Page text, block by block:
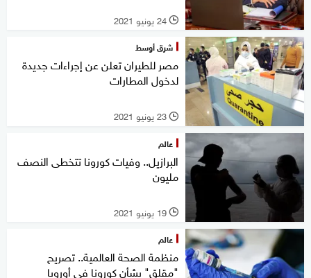
l 24 يونيو 2021
شرق أوسط
مصر للطيران تعلن عن إجراءات جديدة
لدخول المطارات
l 23 يونيو 2021
عالم
البرازيل.. وفيات كورونا تتخطى النصف
مليون
l 19 يونيو 2021
عالم
منظمة الصحة العالمية.. تصريح
"مقلق" بشأن كورونا في أوروبا